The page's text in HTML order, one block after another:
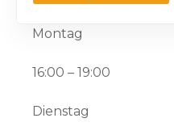
Montag
16:00 – 19:00
Dienstag